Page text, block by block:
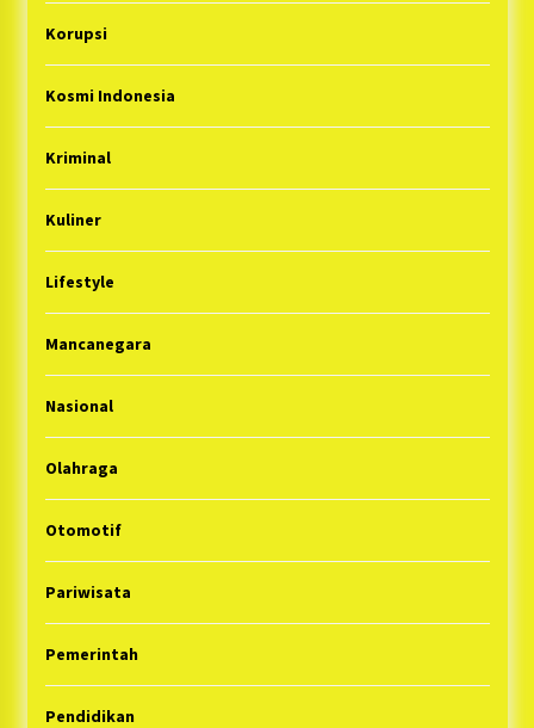
Korupsi
Kosmi Indonesia
Kriminal
Kuliner
Lifestyle
Mancanegara
Nasional
Olahraga
Otomotif
Pariwisata
Pemerintah
Pendidikan